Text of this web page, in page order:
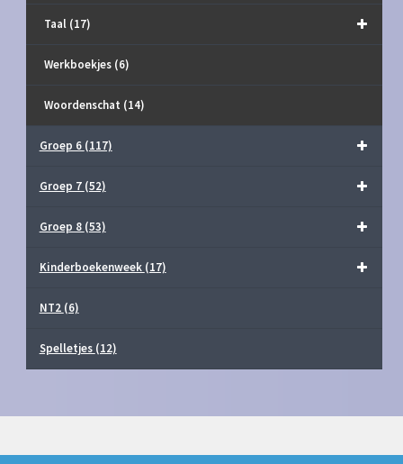
Taal (17)
Werkboekjes (6)
Woordenschat (14)
Groep 6 (117)
Groep 7 (52)
Groep 8 (53)
Kinderboekenweek (17)
NT2 (6)
Spelletjes (12)